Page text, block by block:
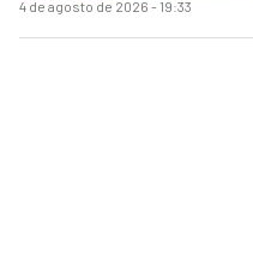
4 de agosto de 2026 - 19:33